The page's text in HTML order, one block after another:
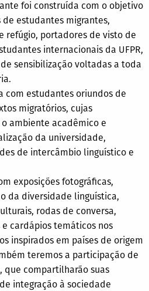
foi construída com o objetivo
estudantes migrantes,
refúgio, portadores de visto de
internacionais da UFPR,
sensibilização voltadas a toda
com estudantes oriundos de
migratórios, cujas
ambiente acadêmico e
da universidade,
de intercâmbio linguístico e
exposições fotográficas,
da diversidade linguística,
rodas de conversa,
cardápios temáticos nos
inspirados em países de origem
teremos a participação de
que compartilharão suas
integração à sociedade